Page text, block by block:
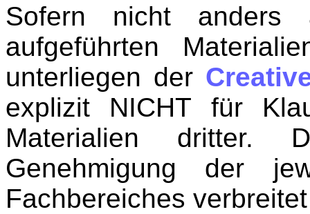
Sofern nicht anders
aufgeführten
unterliegen der
explizit NICHT für
Materialien dritter.
Genehmigung der
Fachbereiches